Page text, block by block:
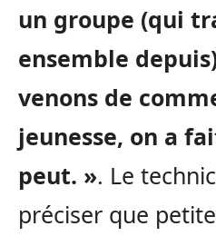
un groupe (qui
ensemble
venons de
jeunesse, on a
peut. ». Le
préciser que